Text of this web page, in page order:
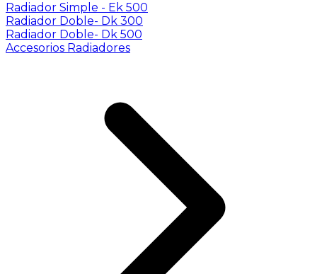
Radiador Simple - Ek 500
Radiador Doble- Dk 300
Radiador Doble- Dk 500
Accesorios Radiadores